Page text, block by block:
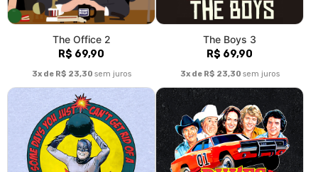
The Office 2
R$ 69,90
3x de R$ 23,30 sem juros
The Boys 3
R$ 69,90
3x de R$ 23,30 sem juros